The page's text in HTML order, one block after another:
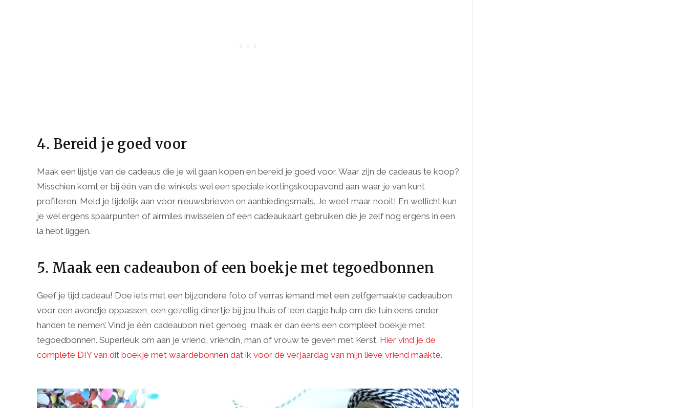
4. Bereid je goed voor
Maak een lijstje van de cadeaus die je wil gaan kopen en bereid je goed voor. Waar zijn de cadeaus te koop?
Misschien komt er bij één van die winkels wel een speciale kortingskoopavond aan waar je van kunt
profiteren. Meld je tijdelijk aan voor nieuwsbrieven en aanbiedingsmails. Je weet maar nooit! En wellicht kun
je wel ergens spaarpunten of airmiles inwisselen of een cadeaukaart gebruiken die je zelf nog ergens in een
la hebt liggen.
5. Maak een cadeaubon of een boekje met tegoedbonnen
Geef je tijd cadeau! Doe iets met een bijzondere foto of verras iemand met een zelfgemaakte cadeaubon
voor een avondje oppassen, een gezellig dinertje bij jou thuis of ‘een dagje hulp om die tuin eens onder
handen te nemen’. Vind je één cadeaubon niet genoeg, maak er dan eens een compleet boekje met
tegoedbonnen. Superleuk om aan je vriend, vriendin, man of vrouw te geven met Kerst. Hier vind je de
complete DIY van dit boekje met waardebonnen dat ik voor de verjaardag van mijn lieve vriend maakte.